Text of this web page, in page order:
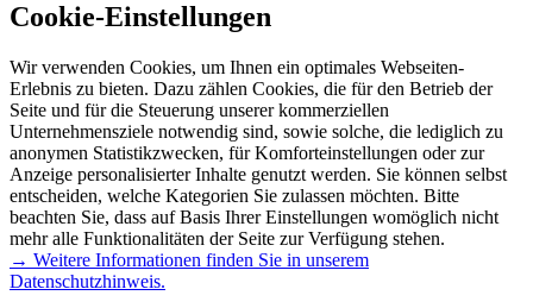
Cookie-Einstellungen
Wir verwenden Cookies, um Ihnen ein optimales Webseiten-
Erlebnis zu bieten. Dazu zählen Cookies, die für den Betrieb der
Seite und für die Steuerung unserer kommerziellen
Unternehmensziele notwendig sind, sowie solche, die lediglich zu
anonymen Statistikzwecken, für Komforteinstellungen oder zur
Anzeige personalisierter Inhalte genutzt werden. Sie können selbst
entscheiden, welche Kategorien Sie zulassen möchten. Bitte
beachten Sie, dass auf Basis Ihrer Einstellungen womöglich nicht
mehr alle Funktionalitäten der Seite zur Verfügung stehen.
→ Weitere Informationen finden Sie in unserem
Datenschutzhinweis.